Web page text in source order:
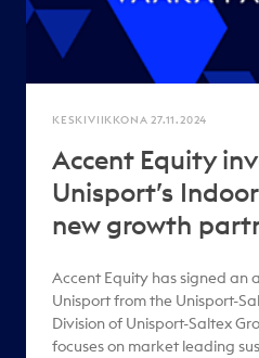
KESKIVIIKKONA 27.11.2024
Accent Equity
Unisport’s
new growth
Accent Equity has signed an
Unisport from the Unisport-
Division of Unisport-Saltex
focuses on market leading